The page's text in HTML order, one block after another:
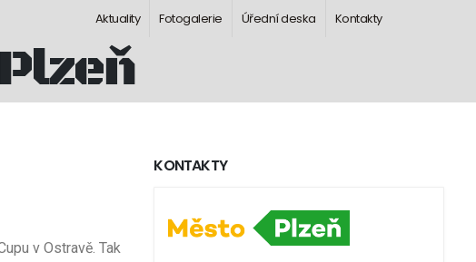
Aktuality Fotogalerie Úřední deska Kontakty
v Ostravě. Tak
KONTAKTY